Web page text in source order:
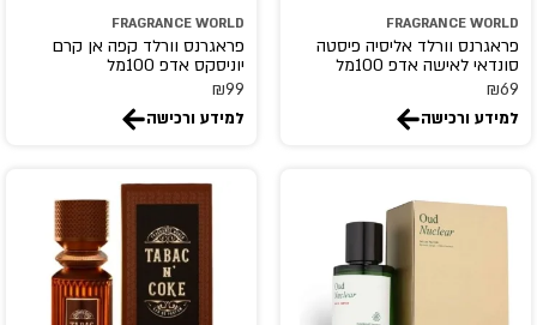
FRAGRANCE WORLD
פראגרנס וורלד אליסיה פיסטה
סונדאי לאישה אדפ 100מל
₪69
למידע ורכישה
FRAGRANCE WORLD
פראגרנס וורלד קפה אן קרם
יוניסקס אדפ 100מל
₪99
למידע ורכישה